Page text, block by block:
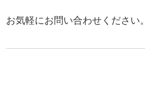
お気軽にお問い合わせください。